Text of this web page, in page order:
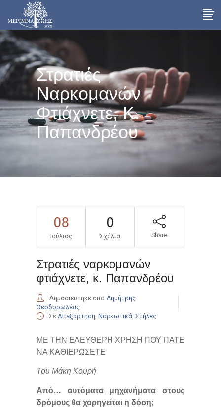
Στρατιές
Ναρκομανών
Φτιάχνετε, Κ.
Παπανδρέου
08
Ιούλιος
0
Σχόλια Share
Στρατιές ναρκομανών
φτιάχνετε, κ. Παπανδρέου
Δημοσιευτηκε απο Δημήτρης
Θεοδορωλέας
Σε Απεξάρτηση Ναρκωτικά Στήλες
ΜΕ ΤΗΝ ΕΛΕΥΘΕΡΗ ΧΡΗΣΗ ΠΟΥ ΠΑΤΕ
ΝΑ ΚΑΘΙΕΡΩΣΕΤΕ
Του Μάκη Κουρή
Από… αυτόματα μηχανήματα στους
δρόμους θα χορηγείται η δόση;